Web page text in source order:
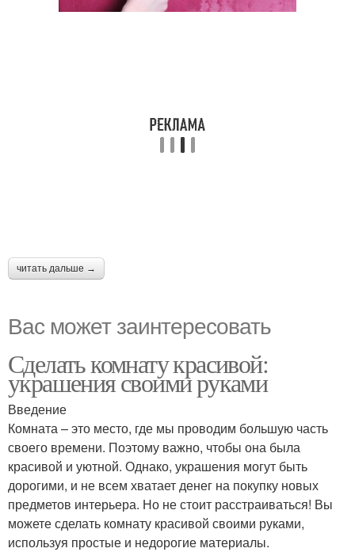
читать дальше →
Вас может заинтересовать
Сделать комнату красивой:
украшения своими руками
Введение
Комната – это место, где мы проводим большую часть
своего времени. Поэтому важно, чтобы она была
красивой и уютной. Однако, украшения могут быть
дорогими, и не всем хватает денег на покупку новых
предметов интерьера. Но не стоит расстраиваться! Вы
можете сделать комнату красивой своими руками,
используя простые и недорогие материалы.